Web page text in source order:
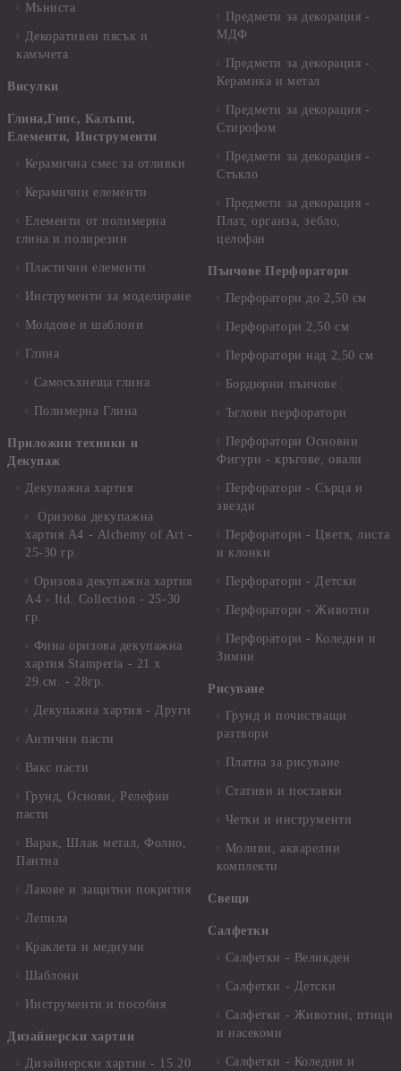
Мъниста
Декоративен пясък и
камъчета
Висулки
Глина,Гипс, Калъпи,
Елементи, Инструменти
Керамична смес за отливки
Керамични елементи
Елементи от полимерна
глина и полирезин
Пластични елементи
Инструменти за моделиране
Молдове и шаблони
Глина
Самосъхнеща глина
Полимерна Глина
Приложни техники и
Декупаж
Декупажна хартия
Оризова декупажна
хартия А4 - Alchemy of Art -
25-30 гр.
Оризова декупажна хартия
А4 - Itd. Collection - 25-30
гр.
Фина оризова декупажна
хартия Stamperia - 21 х
29.см. - 28гр.
Декупажна хартия - Други
Антични пасти
Вакс пасти
Грунд, Основи, Релефни
пасти
Варак, Шлак метал, Фолио,
Пантна
Лакове и защитни покрития
Лепила
Краклета и медиуми
Шаблони
Инструменти и пособия
Дизайнерски хартии
Дизайнерски хартии - 15.20
Предмети за декорация -
МДФ
Предмети за декорация -
Керамика и метал
Предмети за декорация -
Стирофом
Предмети за декорация -
Стъкло
Предмети за декорация -
Плат, органза, зебло,
целофан
Пънчове Перфоратори
Перфоратори до 2,50 см
Перфоратори 2,50 см
Перфоратори над 2,50 см
Бордюрни пънчове
Ъглови перфоратори
Перфоратори Основни
Фигури - кръгове, овали
Перфоратори - Сърца и
звезди
Перфоратори - Цветя, листа
и клонки
Перфоратори - Детски
Перфоратори - Животни
Перфоратори - Коледни и
Зимни
Рисуване
Грунд и почистващи
разтвори
Платна за рисуване
Стативи и поставки
Четки и инструменти
Моливи, акварелни
комплекти
Свещи
Салфетки
Салфетки - Великден
Салфетки - Детски
Салфетки - Животни, птици
и насекоми
Салфетки - Коледни и